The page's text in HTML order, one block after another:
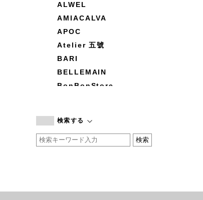
ALWEL
AMIACALVA
APOC
Atelier 五號
BARI
BELLEMAIN
BonBonStore
by basics
CATWORTH
cohan
検索する